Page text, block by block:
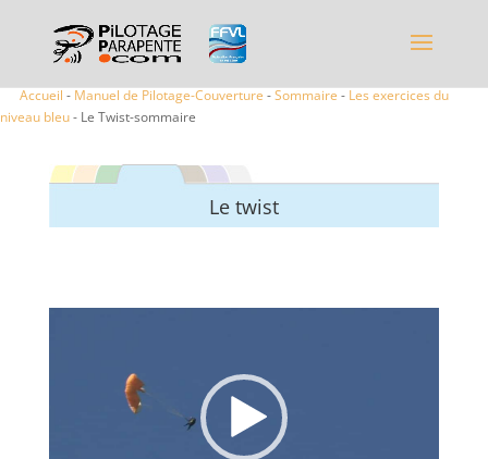
Accueil - Manuel de Pilotage-Couverture -Sommaire - Les exercices du
niveau bleu- Le Twist-sommaire
Le twist